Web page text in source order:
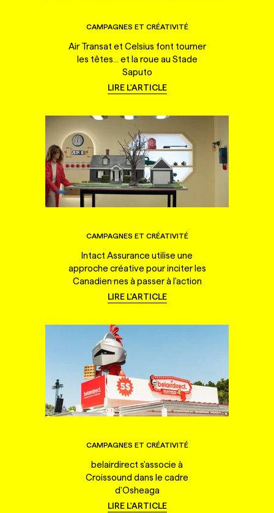
CAMPAGNES ET CRÉATIVITÉ
Air Transat et Celsius font tourner
les têtes... et la roue au Stade
Saputo
LIRE L'ARTICLE
CAMPAGNES ET CRÉATIVITÉ
Intact Assurance utilise une
approche créative pour inciter les
Canadien·nes à passer à l'action
LIRE L'ARTICLE
CAMPAGNES ET CRÉATIVITÉ
belairdirect s'associe à
Croissound dans le cadre
d'Osheaga
LIRE L'ARTICLE